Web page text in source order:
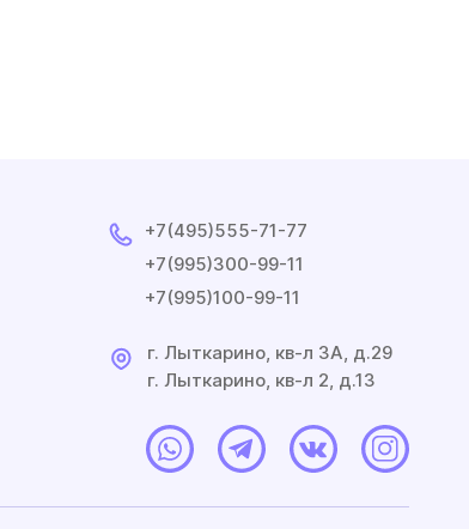
+7(495)555-71-77
+7(995)300-99-11
+7(995)100-99-11
г. Лыткарино, кв-л 3A, д.29
г. Лыткарино, кв-л 2, д.13